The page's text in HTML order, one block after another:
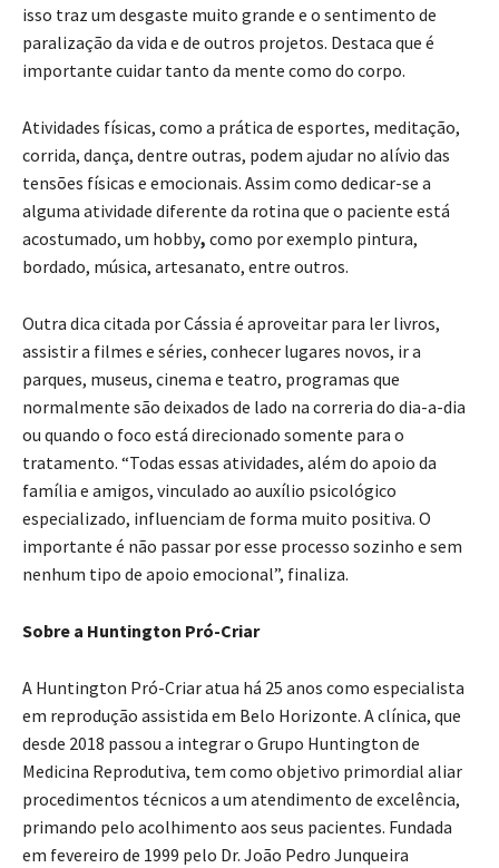
isso traz um desgaste muito grande e o sentimento de
paralização da vida e de outros projetos. Destaca que é
importante cuidar tanto da mente como do corpo.
Atividades físicas, como a prática de esportes, meditação,
corrida, dança, dentre outras, podem ajudar no alívio das
tensões físicas e emocionais. Assim como dedicar-se a
alguma atividade diferente da rotina que o paciente está
acostumado, um hobby, como por exemplo pintura,
bordado, música, artesanato, entre outros.
Outra dica citada por Cássia é aproveitar para ler livros,
assistir a filmes e séries, conhecer lugares novos, ir a
parques, museus, cinema e teatro, programas que
normalmente são deixados de lado na correria do dia-a-dia
ou quando o foco está direcionado somente para o
tratamento. “Todas essas atividades, além do apoio da
família e amigos, vinculado ao auxílio psicológico
especializado, influenciam de forma muito positiva. O
importante é não passar por esse processo sozinho e sem
nenhum tipo de apoio emocional”, finaliza.
Sobre a Huntington Pró-Criar
A Huntington Pró-Criar atua há 25 anos como especialista
em reprodução assistida em Belo Horizonte. A clínica, que
desde 2018 passou a integrar o Grupo Huntington de
Medicina Reprodutiva, tem como objetivo primordial aliar
procedimentos técnicos a um atendimento de excelência,
primando pelo acolhimento aos seus pacientes. Fundada
em fevereiro de 1999 pelo Dr. João Pedro Junqueira